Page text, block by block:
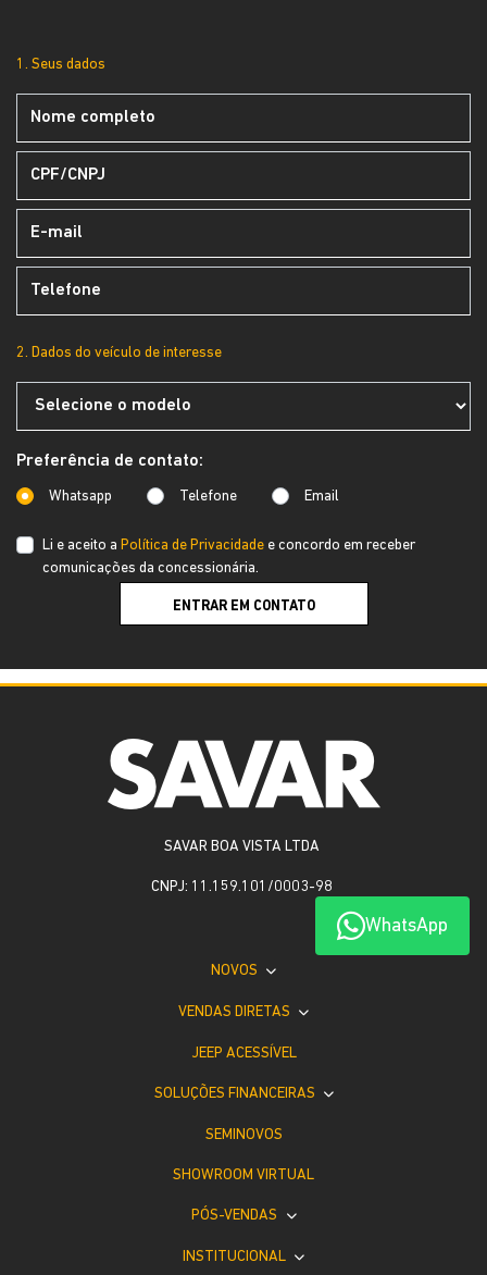
1. Seus dados
2. Dados do veículo de interesse
Preferência de contato:
Whatsapp Telefone Email
Li e aceito a Política de Privacidade e concordo em receber
comunicações da concessionária.
ENTRAR EM CONTATO
WhatsApp
SAVAR BOA VISTA LTDA
CNPJ: 11.159.101/0003-98
NOVOS
VENDAS DIRETAS
JEEP ACESSÍVEL
SOLUÇÕES FINANCEIRAS
SEMINOVOS
SHOWROOM VIRTUAL
PÓS-VENDAS
INSTITUCIONAL